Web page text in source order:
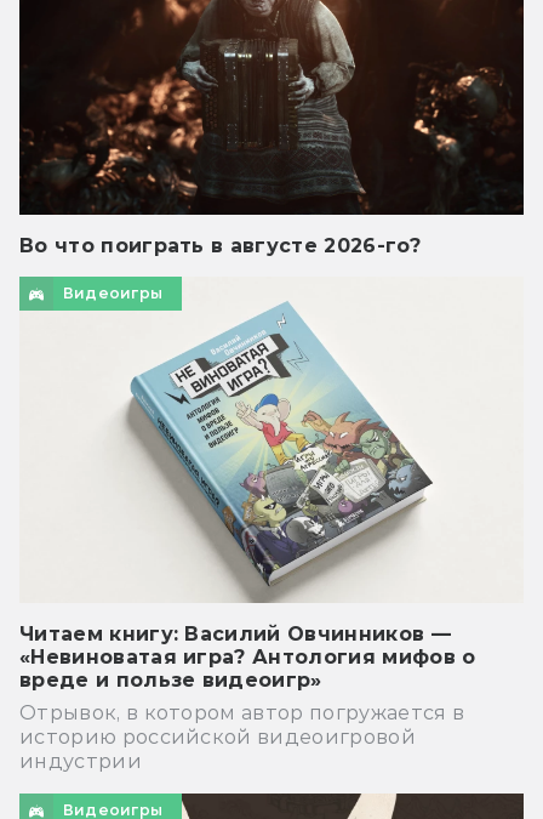
Во что поиграть в августе 2026-го?
Видеоигры
Читаем книгу: Василий Овчинников —
«Невиноватая игра? Антология мифов о
вреде и пользе видеоигр»
Отрывок, в котором автор погружается в
историю российской видеоигровой
индустрии
Видеоигры